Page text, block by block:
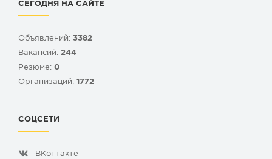
СЕГОДНЯ НА САЙТЕ
Объявлений: 3382
Вакансий: 244
Резюме: 0
Организаций: 1772
СОЦСЕТИ
ВКонтакте